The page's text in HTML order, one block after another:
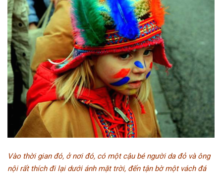
Vào thời gian đó, ở nơi đó, có một cậu bé người da đỏ và ông
nội rất thích đi lại dưới ánh mặt trời, đến tận bờ một vách đá